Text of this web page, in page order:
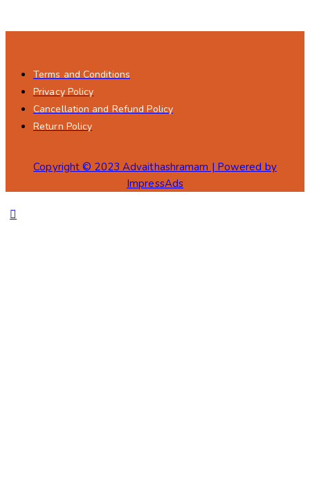
Terms and Conditions
Privacy Policy
Cancellation and Refund Policy
Return Policy
Copyright © 2023 Advaithashramam | Powered by
ImpressAds